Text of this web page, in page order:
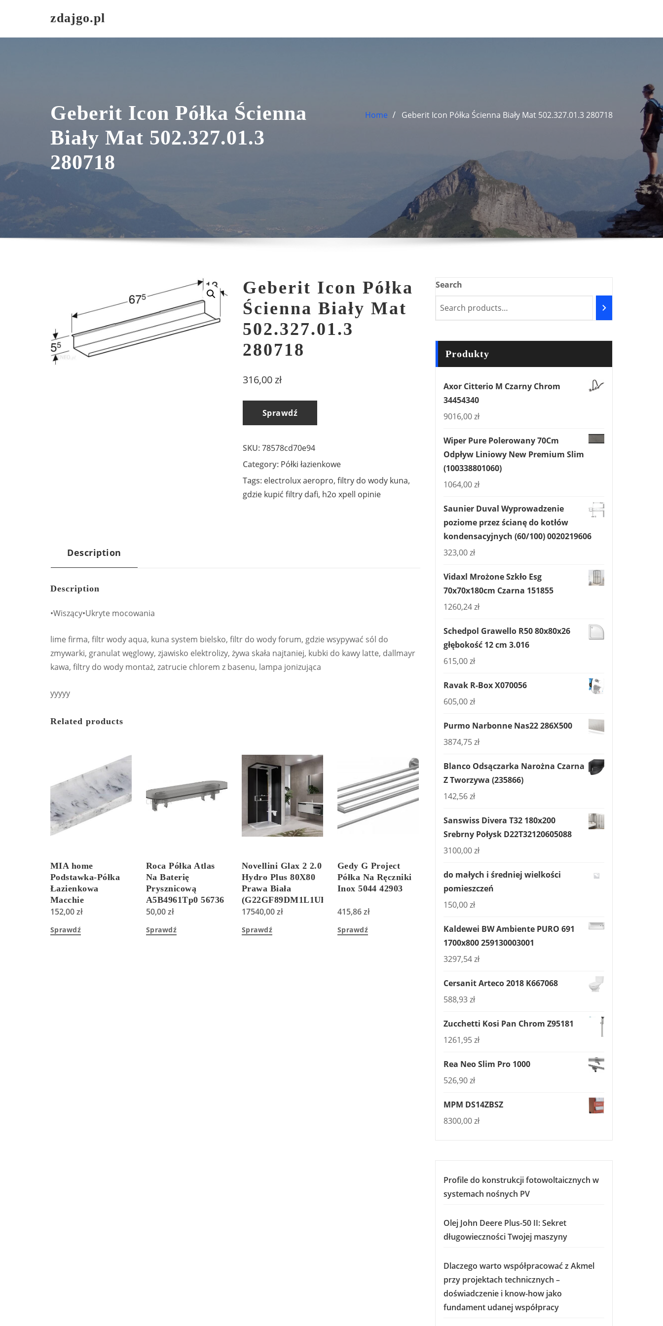
zdajgo.pl
Geberit Icon Półka Ścienna
Biały Mat 502.327.01.3
280718
Home Geberit Icon Półka Ścienna Biały Mat 502.327.01.3 280718
Geberit Icon Półka
Ścienna Biały Mat
502.327.01.3
280718
316,00zł
Sprawdź
SKU:78578cd70e94
Category: Półki łazienkowe
Tags: electrolux aeropro, filtry do wody kuna,
gdzie kupić filtry dafi, h2o xpell opinie
Description
Description
•Wiszący•Ukryte mocowania
lime firma, filtr wody aqua, kuna system bielsko, filtr do wody forum, gdzie wsypywać sól do
zmywarki, granulat węglowy, zjawisko elektrolizy, żywa skała najtaniej, kubki do kawy latte, dallmayr
kawa, filtry do wody montaż, zatrucie chlorem z basenu, lampa jonizująca
yyyyy
Related products
MIA home
Podstawka-Półka
Łazienkowa
Macchie
152,00zł
Sprawdź
Roca Półka Atlas
Na Baterię
Prysznicową
A5B4961Tp0 56736
50,00zł
Sprawdź
Novellini Glax 2 2.0
Hydro Plus 80X80
Prawa Biała
(G22GF89DM1L1UH)
17540,00zł
Sprawdź
Gedy G Project
Półka Na Ręczniki
Inox 5044 42903
415,86zł
Sprawdź
Search
Produkty
Axor Citterio M Czarny Chrom
34454340
9016,00zł
Wiper Pure Polerowany 70Cm
Odpływ Liniowy New Premium Slim
(100338801060)
1064,00zł
Saunier Duval Wyprowadzenie
poziome przez ścianę do kotłów
kondensacyjnych (60/100) 0020219606
323,00zł
Vidaxl Mrożone Szkło Esg
70x70x180cm Czarna 151855
1260,24zł
Schedpol Grawello R50 80x80x26
głębokość 12 cm 3.016
615,00zł
Ravak R-Box X070056
605,00zł
Purmo Narbonne Nas22 286X500
3874,75zł
Blanco Odsączarka Narożna Czarna
Z Tworzywa (235866)
142,56zł
Sanswiss Divera T32 180x200
Srebrny Połysk D22T32120605088
3100,00zł
do małych i średniej wielkości
pomieszczeń
150,00zł
Kaldewei BW Ambiente PURO 691
1700x800 259130003001
3297,54zł
Cersanit Arteco 2018 K667068
588,93zł
Zucchetti Kosi Pan Chrom Z95181
1261,95zł
Rea Neo Slim Pro 1000
526,90zł
MPM DS14ZBSZ
8300,00zł
Profile do konstrukcji fotowoltaicznych w
systemach nośnych PV
Olej John Deere Plus-50 II: Sekret
długowieczności Twojej maszyny
Dlaczego warto współpracować z Akmel
przy projektach technicznych –
doświadczenie i know-how jako
fundament udanej współpracy